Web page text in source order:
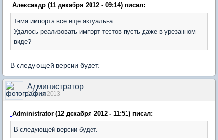
Александр (11 декабря 2012 - 09:14) писал:
Тема импорта все еще актуальна.
Удалось реализовать импорт тестов пусть даже в урезанном
виде?
В следующей версии будет.
Администратор
16 янв 2013
Administrator (12 декабря 2012 - 11:51) писал:
В следующей версии будет.